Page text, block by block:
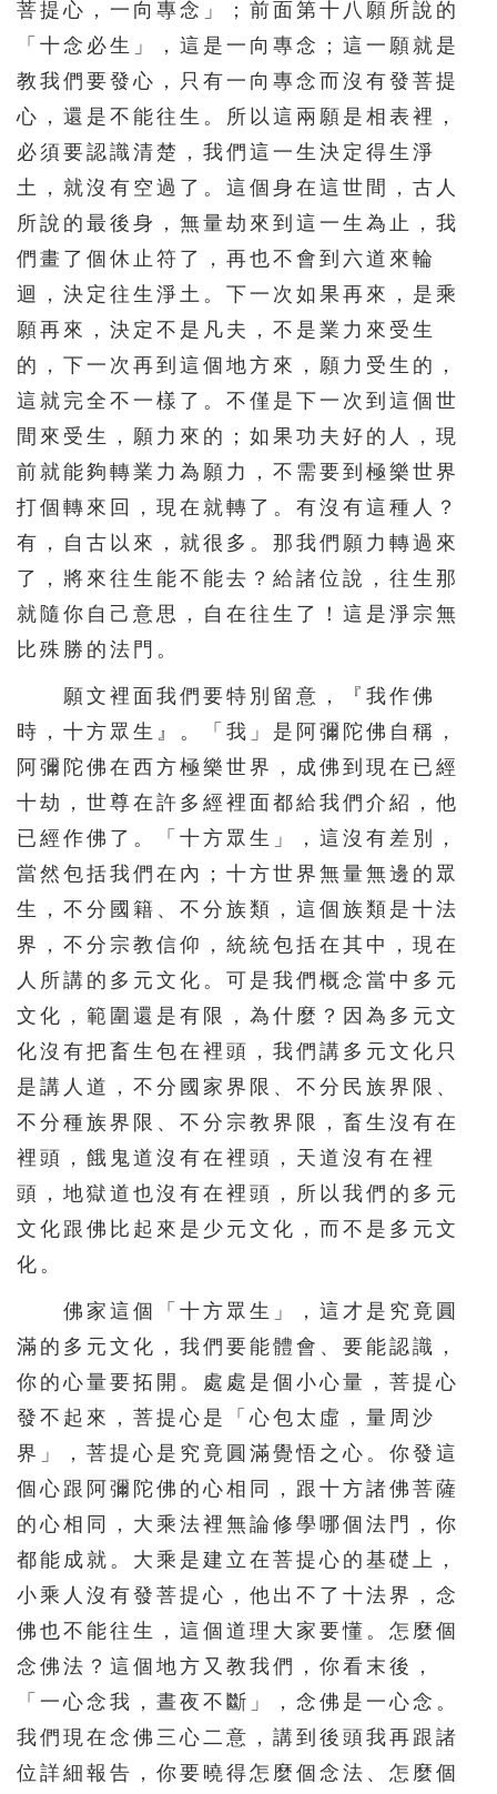
171 173 174 175
176 177 178 179 180
181 182 183 184 185
186 187 188
菩提心，一向專念」；前面第十八願所說的
「十念必生」，這是一向專念；這一願就是
教我們要發心，只有一向專念而沒有發菩提
心，還是不能往生。所以這兩願是相表裡，
必須要認識清楚，我們這一生決定得生淨
土，就沒有空過了。這個身在這世間，古人
所說的最後身，無量劫來到這一生為止，我
們畫了個休止符了，再也不會到六道來輪
迴，決定往生淨土。下一次如果再來，是乘
願再來，決定不是凡夫，不是業力來受生
的，下一次再到這個地方來，願力受生的，
這就完全不一樣了。不僅是下一次到這個世
間來受生，願力來的；如果功夫好的人，現
前就能夠轉業力為願力，不需要到極樂世界
打個轉來回，現在就轉了。有沒有這種人？
有，自古以來，就很多。那我們願力轉過來
了，將來往生能不能去？給諸位說，往生那
就隨你自己意思，自在往生了！這是淨宗無
比殊勝的法門。
願文裡面我們要特別留意，『我作佛
時，十方眾生』。「我」是阿彌陀佛自稱，
阿彌陀佛在西方極樂世界，成佛到現在已經
十劫，世尊在許多經裡面都給我們介紹，他
已經作佛了。「十方眾生」，這沒有差別，
當然包括我們在內；十方世界無量無邊的眾
生，不分國籍、不分族類，這個族類是十法
界，不分宗教信仰，統統包括在其中，現在
人所講的多元文化。可是我們概念當中多元
文化，範圍還是有限，為什麼？因為多元文
化沒有把畜生包在裡頭，我們講多元文化只
是講人道，不分國家界限、不分民族界限、
不分種族界限、不分宗教界限，畜生沒有在
裡頭，餓鬼道沒有在裡頭，天道沒有在裡
頭，地獄道也沒有在裡頭，所以我們的多元
文化跟佛比起來是少元文化，而不是多元文
化。
佛家這個「十方眾生」，這才是究竟圓
滿的多元文化，我們要能體會、要能認識，
你的心量要拓開。處處是個小心量，菩提心
發不起來，菩提心是「心包太虛，量周沙
界」，菩提心是究竟圓滿覺悟之心。你發這
個心跟阿彌陀佛的心相同，跟十方諸佛菩薩
的心相同，大乘法裡無論修學哪個法門，你
都能成就。大乘是建立在菩提心的基礎上，
小乘人沒有發菩提心，他出不了十法界，念
佛也不能往生，這個道理大家要懂。怎麼個
念佛法？這個地方又教我們，你看末後，
「一心念我，晝夜不斷」，念佛是一心念。
我們現在念佛三心二意，講到後頭我再跟諸
位詳細報告，你要曉得怎麼個念法、怎麼個